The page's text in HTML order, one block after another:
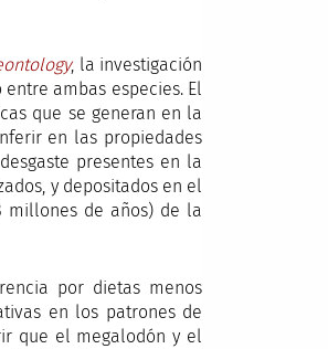
, la investigación
ambas especies. El
que se generan en la
en las propiedades
presentes en la
y depositados en el
millones de años) de la
por dietas menos
en los patrones de
que el megalodón y el